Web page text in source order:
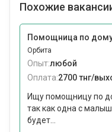
Похожие
Помощница по
Орбита
Опыт:любой
Оплата:2700 тнг/
Ищу помощницу по
так как одна с
будет...